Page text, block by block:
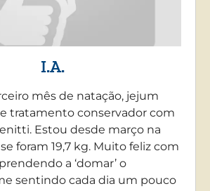
I.A.
mês de natação, jejum
tratamento conservador com
Estou desde março na
foram 19,7 kg. Muito feliz com
a ‘domar’ o
sentindo cada dia um pouco